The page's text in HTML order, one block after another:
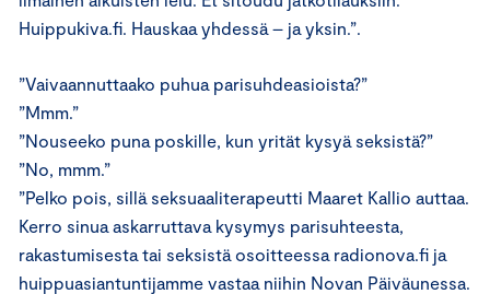
Huippukiva.fi. Hauskaa yhdessä – ja yksin.”.
”Vaivaannuttaako puhua parisuhdeasioista?”
”Mmm.”
”Nouseeko puna poskille, kun yrität kysyä seksistä?”
”No, mmm.”
”Pelko pois, sillä seksuaaliterapeutti Maaret Kallio auttaa.
Kerro sinua askarruttava kysymys parisuhteesta,
rakastumisesta tai seksistä osoitteessa radionova.fi ja
huippuasiantuntijamme vastaa niihin Novan Päiväunessa.